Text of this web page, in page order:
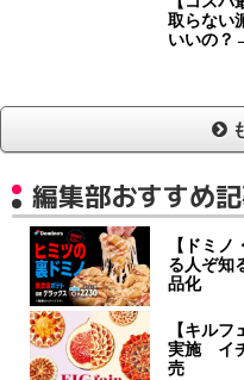
取らない
いいの？
編集部おすすめ
【ドミ
る人ぞ知
品化
【キル
実施 イ
売